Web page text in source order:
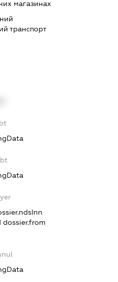
магазинах
транспорт
dossier.from